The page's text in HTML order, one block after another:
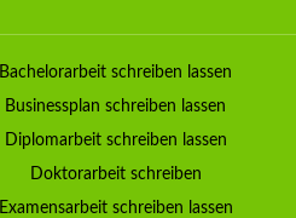
Bachelorarbeit schreiben lassen
Businessplan schreiben lassen
Diplomarbeit schreiben lassen
Doktorarbeit schreiben
Examensarbeit schreiben lassen